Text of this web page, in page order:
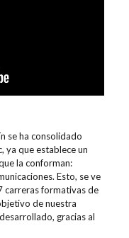
se ha consolidado
ya que establece un
la conforman:
Esto, se ve
carreras formativas de
de nuestra
gracias al